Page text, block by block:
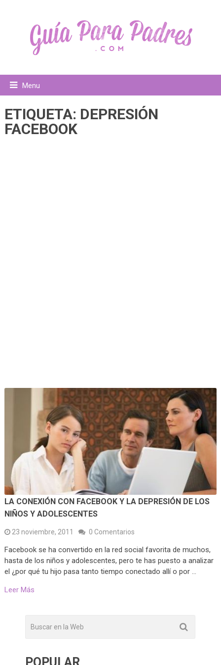
Menu
ETIQUETA: DEPRESIÓN
FACEBOOK
LA CONEXIÓN CON FACEBOOK Y LA DEPRESIÓN DE LOS
NIÑOS Y ADOLESCENTES
23 noviembre, 2011 0 Comentarios
Facebook se ha convertido en la red social favorita de muchos,
hasta de los niños y adolescentes, pero te has puesto a analizar
el ¿por qué tu hijo pasa tanto tiempo conectado allí o por …
Leer Más